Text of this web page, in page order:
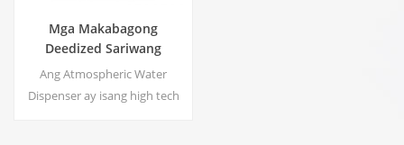
Mga Makabagong
Deedized Sariwang
Sariwang Lalamon ng
tubig na Dispenser
ZL9510W
Ang Atmospheric Water
Dispenser ay isang high tech